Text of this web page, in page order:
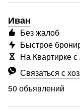
Иван
Связаться с
50 объявлений
Без жалоб
Быстрое
На Квартирке с